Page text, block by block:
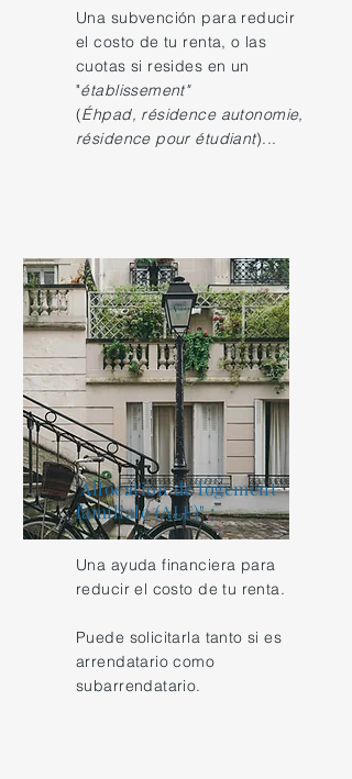
Una subvención para reducir
el costo de tu renta, o las
cuotas si resides en un
"établissement"
(Éhpad, résidence autonomie,
résidence pour étudiant)...
"Allocation de logement
familiale (ALF)" :
Una ayuda financiera para
reducir el costo de tu renta.
Puede solicitarla tanto si es
arrendatario como
subarrendatario.